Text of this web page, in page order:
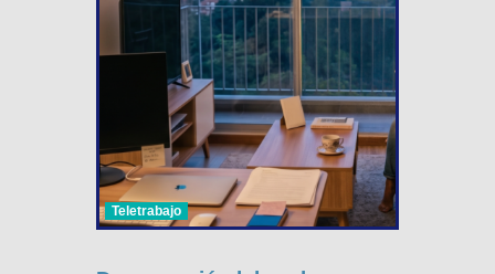
Teletrabajo